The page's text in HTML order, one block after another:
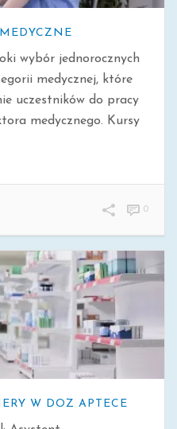
wybór jednorocznych
medycznej, które
uczestników do pracy
medycznego. Kursy
0
W DOZ APTECE